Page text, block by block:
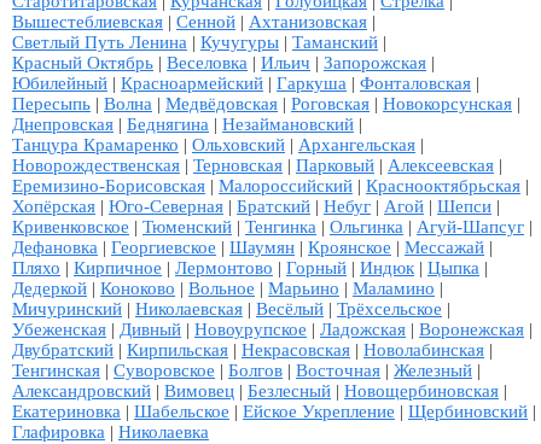
Вышестеблиевская | Сенной | Ахтанизовская |
Светлый Путь Ленина | Кучугуры | Таманский |
Красный Октябрь | Веселовка | Ильич | Запорожская |
Юбилейный | Красноармейский | Гаркуша | Фонталовская |
Пересыпь | Волна | Медвёдовская | Роговская | Новокорсунская |
Днепровская | Беднягина | Незаймановский |
Танцура Крамаренко | Ольховский | Архангельская |
Новорождественская | Терновская | Парковый | Алексеевская |
Еремизино-Борисовская | Малороссийский | Краснооктябрьская |
Хопёрская | Юго-Северная | Братский | Небуг | Агой | Шепси |
Кривенковское | Тюменский | Тенгинка | Ольгинка | Агуй-Шапсуг |
Дефановка | Георгиевское | Шаумян | Кроянское | Мессажай |
Пляхо | Кирпичное | Лермонтово | Горный | Индюк| Цыпка |
Дедеркой | Коноково | Вольное | Марьино | Маламино |
Мичуринский | Николаевская | Весёлый | Трёхсельское |
Убеженская | Дивный | Новоурупское | Ладожская | Воронежская |
Двубратский | Кирпильская | Некрасовская | Новолабинская |
Тенгинская | Суворовское | Болгов | Восточная | Железный |
Александровский | Вимовец | Безлесный | Новощербиновская |
Екатериновка | Шабельское | Ейское Укрепление | Щербиновский |
Глафировка | Николаевка